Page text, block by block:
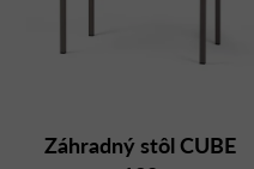
Záhradný stôl CUBE